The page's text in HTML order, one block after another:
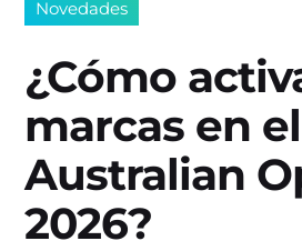
Novedades
¿Cómo
marcas en el
Australian
2026?